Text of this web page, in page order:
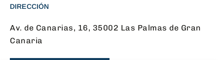
DIRECCIÓN
Av. de Canarias, 16, 35002 Las Palmas de Gran
Canaria